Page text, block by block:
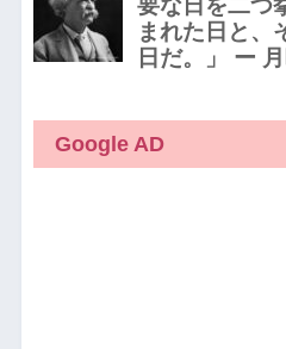
Google AD